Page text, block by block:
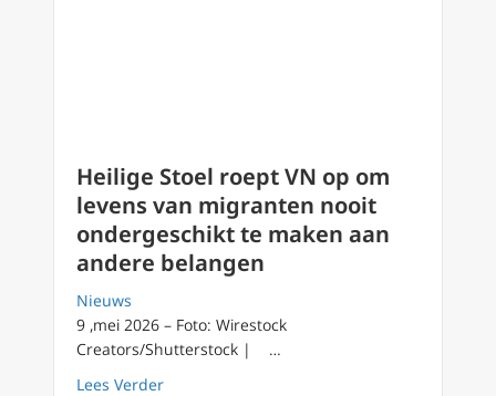
Heilige Stoel roept VN op om
levens van migranten nooit
ondergeschikt te maken aan
andere belangen
Nieuws
9 ,mei 2026 – Foto: Wirestock
Creators/Shutterstock | …
Lees Verderabout Heilige Stoel roept VN op om levens